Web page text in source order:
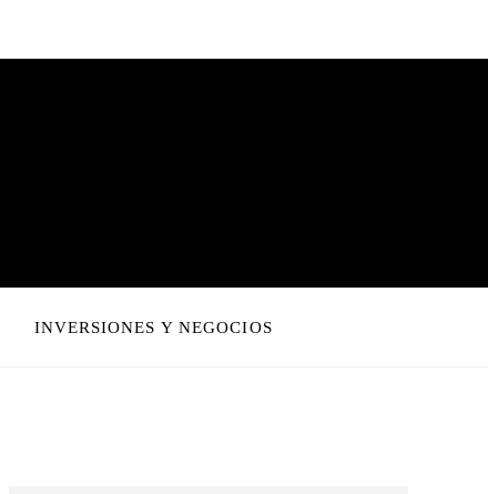
INVERSIONES Y NEGOCIOS